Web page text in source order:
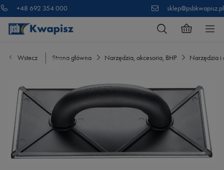
+48 692 354 000 sklep@psbkwapisz.pl
Wstecz Strona główna Narzędzia, akcesoria, BHP Narzędzia i